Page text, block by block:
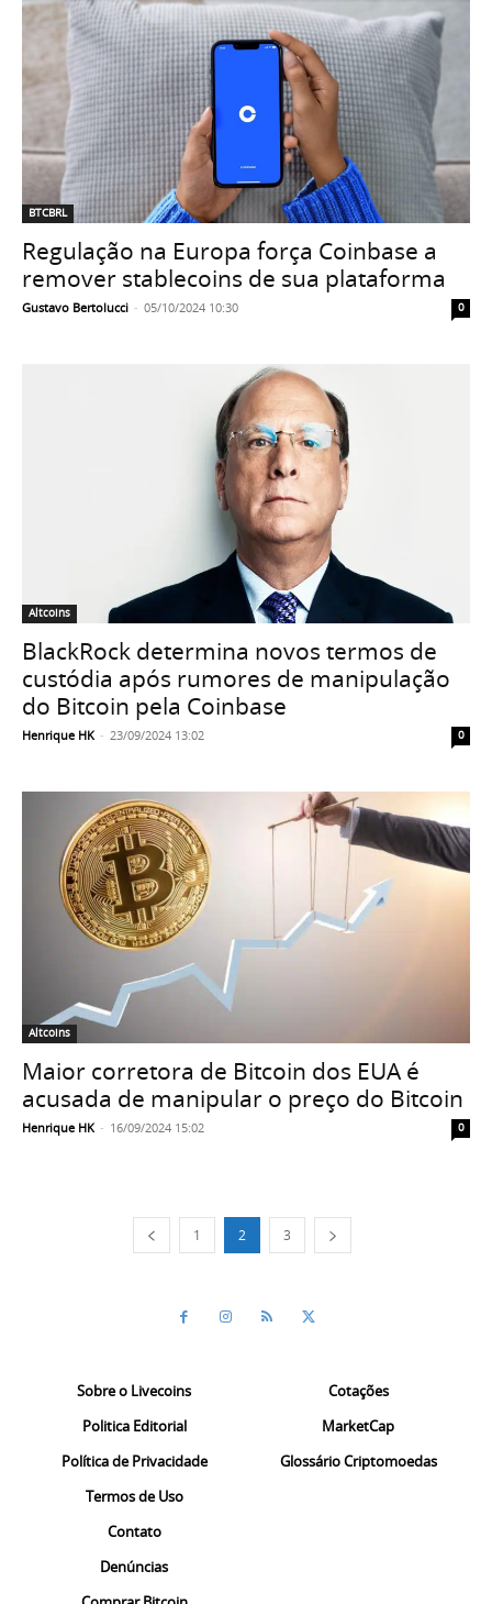
BTCBRL
Regulação na Europa força Coinbase a
remover stablecoins de sua plataforma
Gustavo Bertolucci - 05/10/2024 10:30 0
Altcoins
BlackRock determina novos termos de
custódia após rumores de manipulação
do Bitcoin pela Coinbase
Henrique HK - 23/09/2024 13:02 0
Altcoins
Maior corretora de Bitcoin dos EUA é
acusada de manipular o preço do Bitcoin
Henrique HK - 16/09/2024 15:02 0
1 2 3
Sobre o Livecoins
Politica Editorial
Política de Privacidade
Termos de Uso
Contato
Denúncias
Cotações
MarketCap
Glossário Criptomoedas